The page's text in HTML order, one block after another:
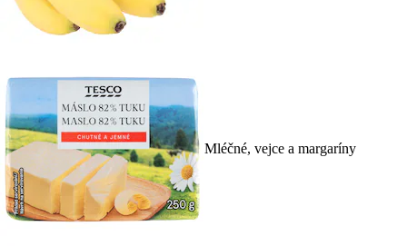
Mléčné, vejce a margaríny